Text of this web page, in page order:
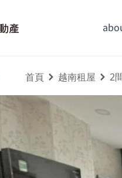
首頁 越南租屋 2